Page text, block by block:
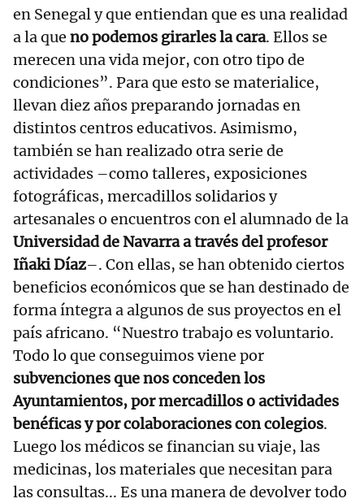
en Senegal y que entiendan que es una realidad
a la que no podemos girarles la cara. Ellos se
merecen una vida mejor, con otro tipo de
condiciones”. Para que esto se materialice,
llevan diez años preparando jornadas en
distintos centros educativos. Asimismo,
también se han realizado otra serie de
actividades –como talleres, exposiciones
fotográficas, mercadillos solidarios y
artesanales o encuentros con el alumnado de la
Universidad de Navarra a través del profesor
Iñaki Díaz–. Con ellas, se han obtenido ciertos
beneficios económicos que se han destinado de
forma íntegra a algunos de sus proyectos en el
país africano. “Nuestro trabajo es voluntario.
Todo lo que conseguimos viene por
subvenciones que nos conceden los
Ayuntamientos, por mercadillos o actividades
benéficas y por colaboraciones con colegios.
Luego los médicos se financian su viaje, las
medicinas, los materiales que necesitan para
las consultas... Es una manera de devolver todo